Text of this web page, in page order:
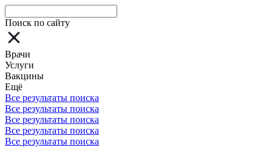
Поиск по сайту
Врачи
Услуги
Вакцины
Ещё
Все результаты поиска
Все результаты поиска
Все результаты поиска
Все результаты поиска
Все результаты поиска